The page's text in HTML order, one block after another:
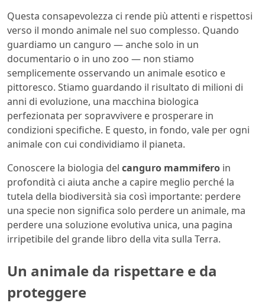
Questa consapevolezza ci rende più attenti e rispettosi
verso il mondo animale nel suo complesso. Quando
guardiamo un canguro — anche solo in un
documentario o in uno zoo — non stiamo
semplicemente osservando un animale esotico e
pittoresco. Stiamo guardando il risultato di milioni di
anni di evoluzione, una macchina biologica
perfezionata per sopravvivere e prosperare in
condizioni specifiche. E questo, in fondo, vale per ogni
animale con cui condividiamo il pianeta.
Conoscere la biologia del canguro mammifero in
profondità ci aiuta anche a capire meglio perché la
tutela della biodiversità sia così importante: perdere
una specie non significa solo perdere un animale, ma
perdere una soluzione evolutiva unica, una pagina
irripetibile del grande libro della vita sulla Terra.
Un animale da rispettare e da
proteggere